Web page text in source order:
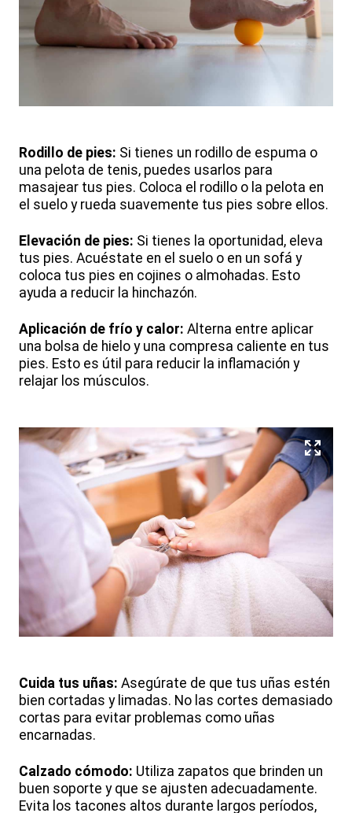
Rodillo de pies: Si tienes un rodillo de espuma o
una pelota de tenis, puedes usarlos para
masajear tus pies. Coloca el rodillo o la pelota en
el suelo y rueda suavemente tus pies sobre ellos.
Elevación de pies: Si tienes la oportunidad, eleva
tus pies. Acuéstate en el suelo o en un sofá y
coloca tus pies en cojines o almohadas. Esto
ayuda a reducir la hinchazón.
Aplicación de frío y calor: Alterna entre aplicar
una bolsa de hielo y una compresa caliente en tus
pies. Esto es útil para reducir la inflamación y
relajar los músculos.
Cuida tus uñas: Asegúrate de que tus uñas estén
bien cortadas y limadas. No las cortes demasiado
cortas para evitar problemas como uñas
encarnadas.
Calzado cómodo: Utiliza zapatos que brinden un
buen soporte y que se ajusten adecuadamente.
Evita los tacones altos durante largos períodos,